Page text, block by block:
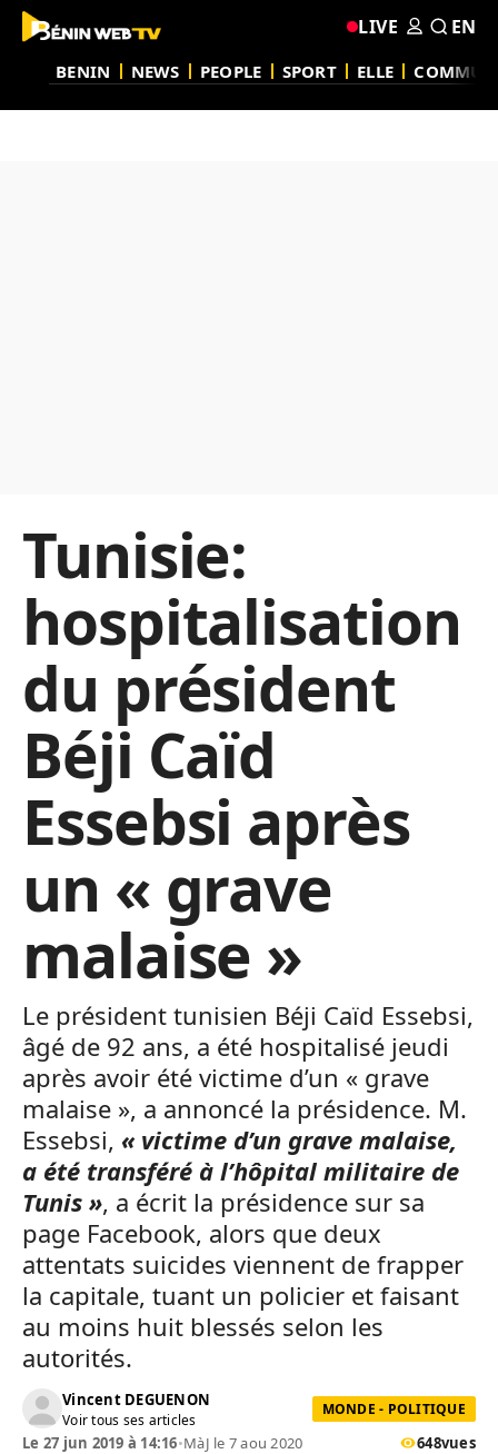
BENIN NEWS PEOPLE SPORT ELLE
LIVE EN
Tunisie:
hospitalisation
du président
Béji Caïd
Essebsi après
un « grave
malaise »
Le président tunisien Béji Caïd Essebsi,
âgé de 92 ans, a été hospitalisé jeudi
après avoir été victime d’un « grave
malaise », a annoncé la présidence. M.
Essebsi, « victime d’un grave malaise,
a été transféré à l’hôpital militaire de
Tunis », a écrit la présidence sur sa
page Facebook, alors que deux
attentats suicides viennent de frapper
la capitale, tuant un policier et faisant
au moins huit blessés selon les
autorités.
Vincent DEGUENON
Voir tous ses articles
MONDE - POLITIQUE
Le 27 jun 2019 à 14:16•MàJ le 7 aou 2020 648vues